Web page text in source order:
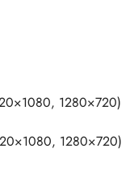
1280×720)
1280×720)